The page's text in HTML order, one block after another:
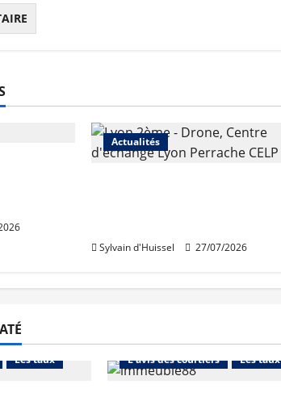
Actualités
Sylvain d'Huissel 27/07/2026
Les taux
L'avis des courtiers
Les taux